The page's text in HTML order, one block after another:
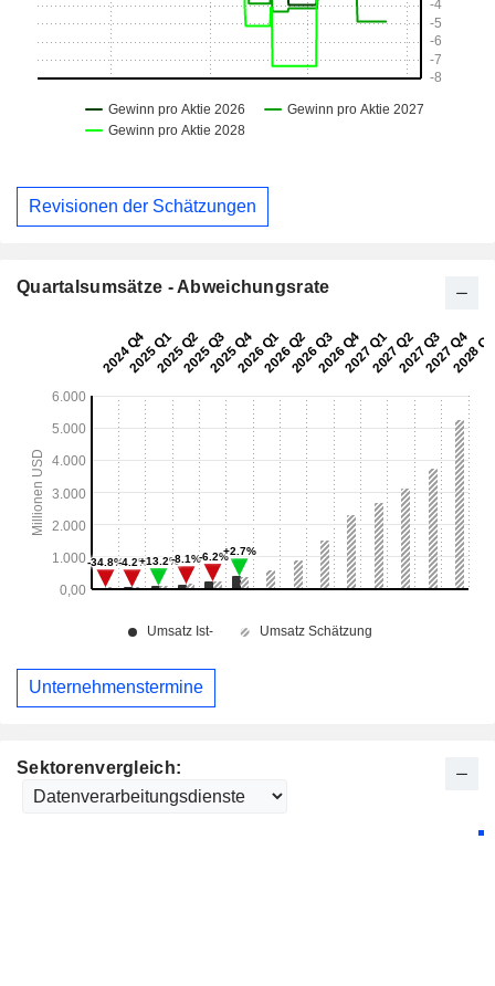
Sektorenvergleich:
Revisionen der Schätzungen
Quartalsumsätze - Abweichungsrate
Unternehmenstermine